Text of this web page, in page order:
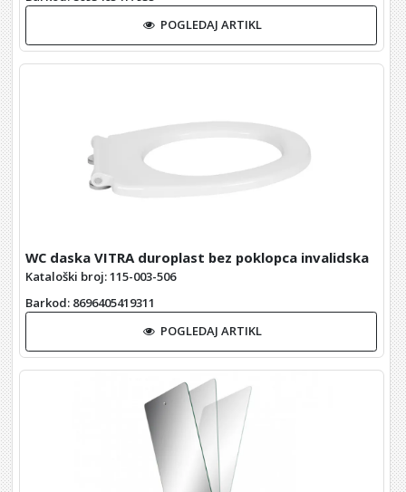
POGLEDAJ ARTIKL
WC daska VITRA duroplast bez poklopca invalidska
Kataloški broj: 115-003-506
Barkod: 8696405419311
POGLEDAJ ARTIKL